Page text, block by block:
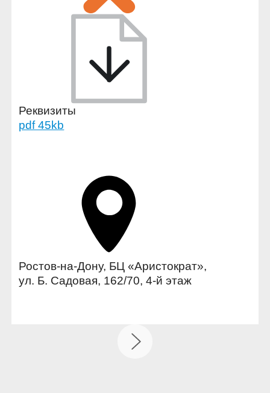
Реквизиты
pdf 45kb
Ростов-на-Дону, БЦ «Аристократ»,
ул. Б. Садовая, 162/70, 4-й этаж